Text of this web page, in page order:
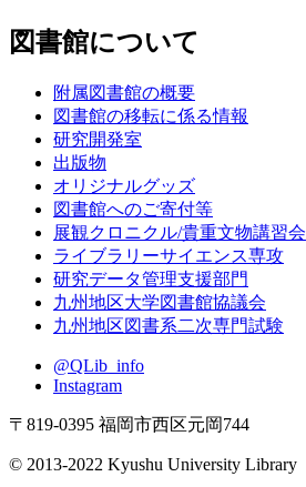
図書館について
附属図書館の概要
図書館の移転に係る情報
研究開発室
出版物
オリジナルグッズ
図書館へのご寄付等
展観クロニクル/貴重文物講習会
ライブラリーサイエンス専攻
研究データ管理支援部門
九州地区大学図書館協議会
九州地区図書系二次専門試験
@QLib_info
Instagram
〒819-0395 福岡市西区元岡744
© 2013-2022 Kyushu University Library